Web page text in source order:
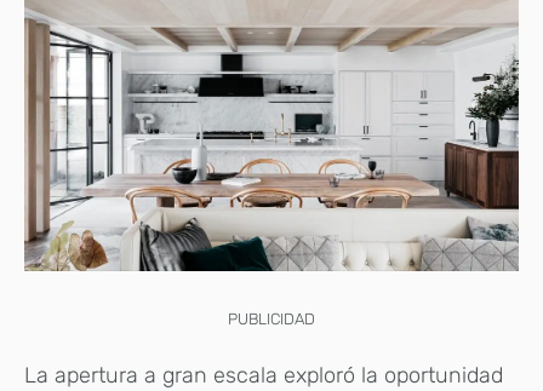
PUBLICIDAD
La apertura a gran escala exploró la oportunidad